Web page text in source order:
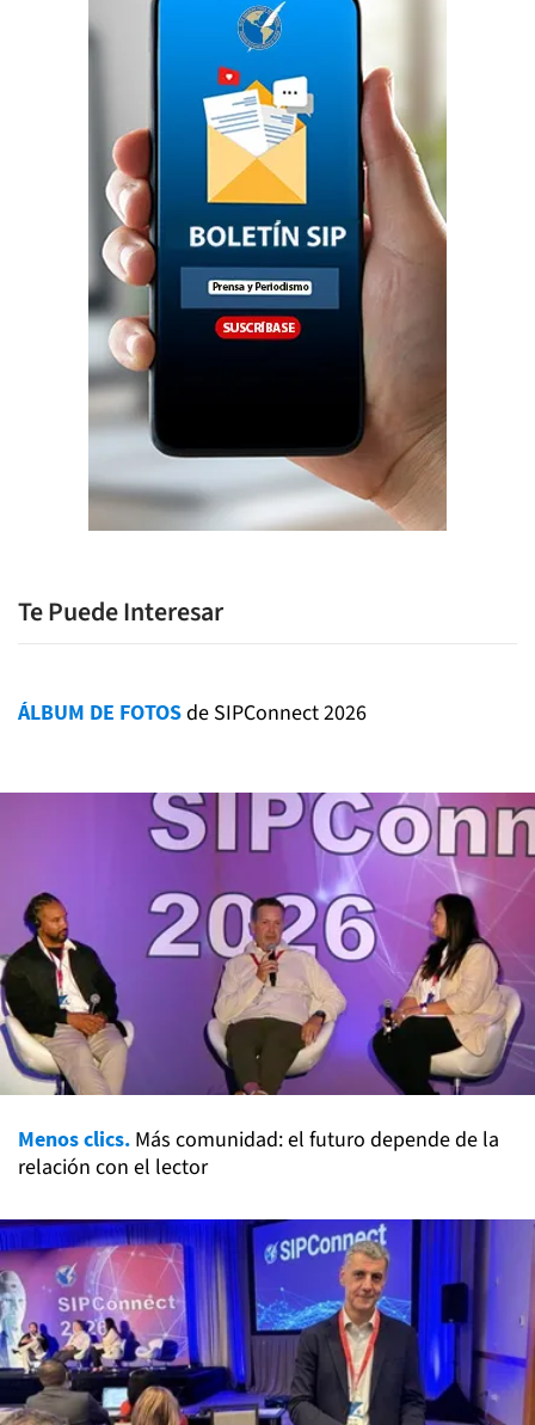
Te Puede Interesar
ÁLBUM DE FOTOSde SIPConnect 2026
Menos clics. Más comunidad: el futuro depende de la
relación con el lector